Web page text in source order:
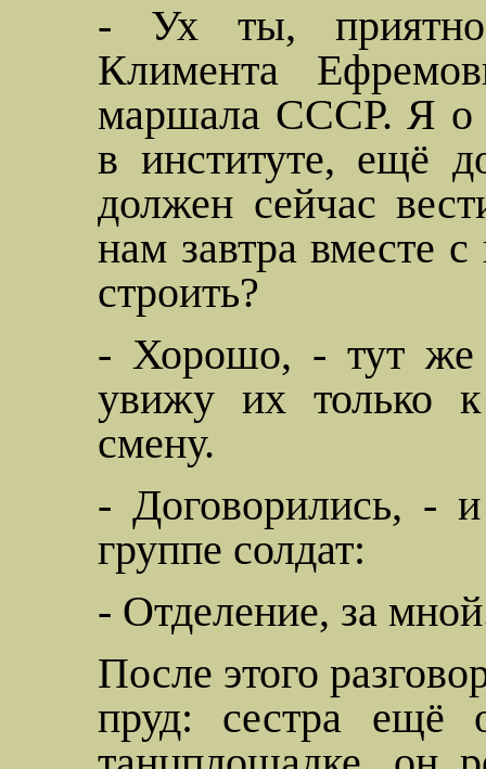
- Ух ты, приятно
Климента
маршала СССР. Я о
в институте, ещё
должен сейчас
нам завтра вместе
строить?
- Хорошо, - тут же
увижу их только
смену.
- Договорились, -
группе солдат:
- Отделение, за
После этого
пруд: сестра ещё